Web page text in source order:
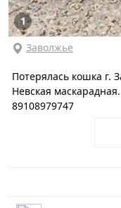
1
Заволжье
Потерялась кошка г.
Невская
89108979747